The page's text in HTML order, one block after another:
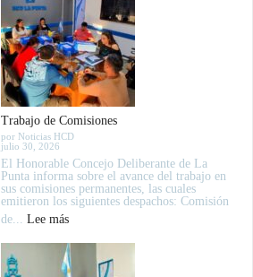
llevó
adelante
Trabajo de Comisiones
por Noticias HCD
julio 30, 2026
El Honorable Concejo Deliberante de La
Punta informa sobre el avance del trabajo en
sus comisiones permanentes, las cuales
emitieron los siguientes despachos: Comisión
de... Lee más:
Trabajo
de